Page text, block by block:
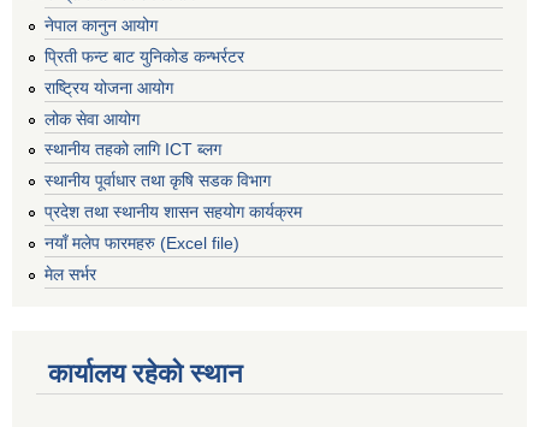
नेपाल कानुन आयोग
प्रिती फन्ट बाट युनिकोड कन्भर्रटर
राष्ट्रिय योजना आयोग
लोक सेवा आयोग
स्थानीय तहको लागि ICT ब्लग
स्थानीय पूर्वाधार तथा कृषि सडक विभाग
प्रदेश तथा स्थानीय शासन सहयोग कार्यक्रम
नयाँ मलेप फारमहरु (Excel file)
मेल सर्भर
कार्यालय रहेको स्थान